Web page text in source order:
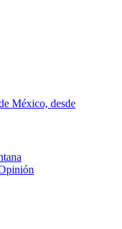
México, desde